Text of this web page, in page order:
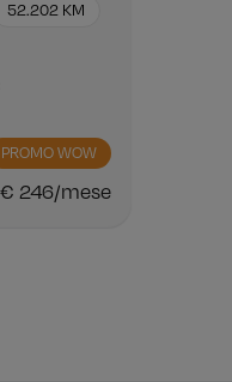
52.202 KM
PROMO WOW
€ 246/mese